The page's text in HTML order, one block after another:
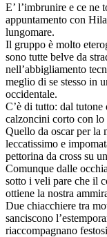
E’ l’imbrunire e ce ne
appuntamento con
lungomare.
Il gruppo è molto
sono tutte belve da
nell’abbigliamento
meglio di se stesso in
occidentale.
C’è di tutto: dal tutone
calzoncini corto con
Quello da oscar per la
leccatissimo e
pettorina da cross su
Comunque dalle
sotto i veli pare che il
ottiene la nostra
Due chiacchiere tra
sanciscono
riaccompagnano